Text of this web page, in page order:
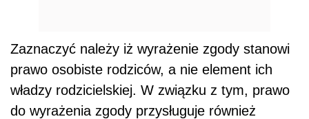
Zaznaczyć należy iż wyrażenie zgody stanowi
prawo osobiste rodziców, a nie element ich
władzy rodzicielskiej. W związku z tym, prawo
do wyrażenia zgody przysługuje również